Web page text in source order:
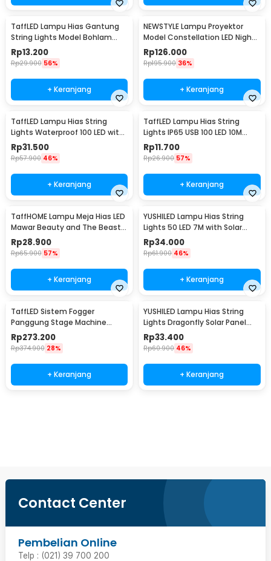
TaffLED Lampu Hias Gantung
String Lights Model Bohlam
Mini Waterproof 3M - ZYD0931
Rp13.200
Rp29.900 56%
+ Keranjang
NEWSTYLE Lampu Proyektor
Model Constellation LED Night
Light 3W 5V - NL-USB
Rp126.000
Rp195.900 36%
+ Keranjang
TaffLED Lampu Hias String
Lights Waterproof 100 LED with
Solar Panel - M071
Rp31.500
Rp57.900 46%
+ Keranjang
TaffLED Lampu Hias String
Lights IP65 USB 100 LED 10M
Warm White - TDC-01
Rp11.700
Rp26.900 57%
+ Keranjang
TaffHOME Lampu Meja Hias LED
Mawar Beauty and The Beast
Warm White - AC01
Rp28.900
Rp65.900 57%
+ Keranjang
YUSHILED Lampu Hias String
Lights 50 LED 7M with Solar
Panel - M072
Rp34.000
Rp61.900 46%
+ Keranjang
TaffLED Sistem Fogger
Panggung Stage Machine
Ejector with RGB LED - KY-
LED500
Rp273.200
Rp374.900 28%
+ Keranjang
YUSHILED Lampu Hias String
Lights Dragonfly Solar Panel
IP65 8 Modes 20 LED - M088
Rp33.400
Rp60.900 46%
+ Keranjang
Contact Center
Pembelian Online
Telp : (021) 39 700 200